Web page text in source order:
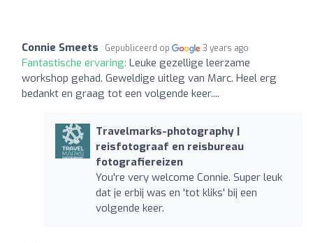
Connie Smeets Gepubliceerd op 3 years ago
Fantastische ervaring: Leuke gezellige leerzame
workshop gehad. Geweldige uitleg van Marc. Heel erg
bedankt en graag tot een volgende keer....
Travelmarks-photography |
reisfotograaf en reisbureau
fotografiereizen
You're very welcome Connie. Super leuk
dat je erbij was en 'tot kliks' bij een
volgende keer.